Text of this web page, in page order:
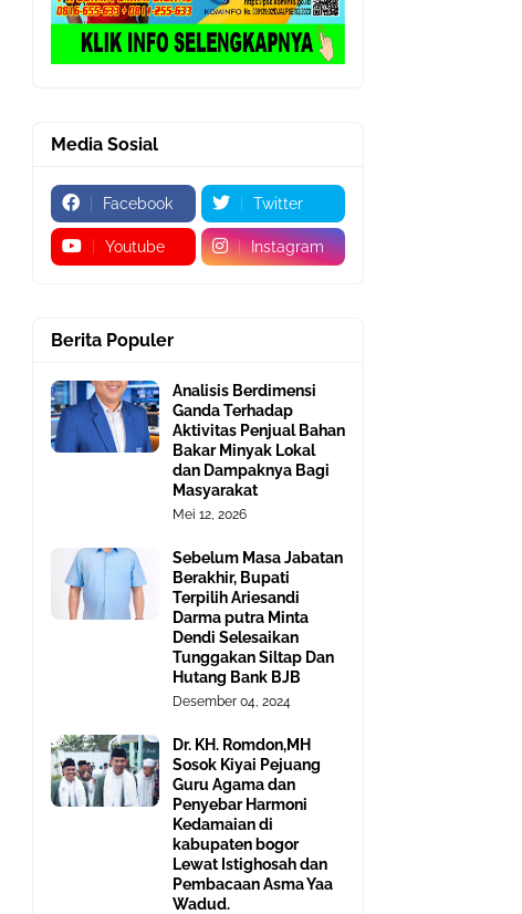
Media Sosial
Facebook Twitter
Youtube Instagram
Berita Populer
Analisis Berdimensi
Ganda Terhadap
Aktivitas Penjual Bahan
Bakar Minyak Lokal
dan Dampaknya Bagi
Masyarakat
Mei 12, 2026
Sebelum Masa Jabatan
Berakhir, Bupati
Terpilih Ariesandi
Darma putra Minta
Dendi Selesaikan
Tunggakan Siltap Dan
Hutang Bank BJB
Desember 04, 2024
Dr. KH. Romdon,MH
Sosok Kiyai Pejuang
Guru Agama dan
Penyebar Harmoni
Kedamaian di
kabupaten bogor
Lewat Istighosah dan
Pembacaan Asma Yaa
Wadud.